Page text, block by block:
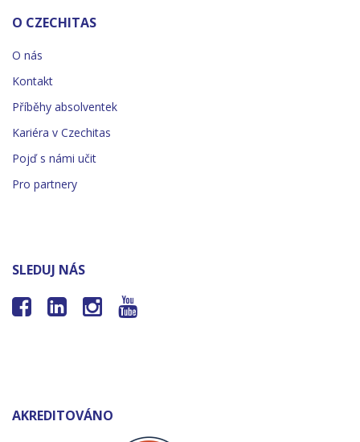
O CZECHITAS
O nás
Kontakt
Příběhy absolventek
Kariéra v Czechitas
Pojď s námi učit
Pro partnery
SLEDUJ NÁS
   
AKREDITOVÁNO